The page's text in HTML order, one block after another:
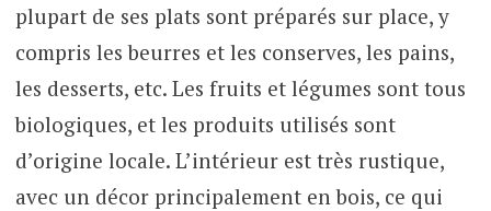
plupart de ses plats sont préparés sur place, y
compris les beurres et les conserves, les pains,
les desserts, etc. Les fruits et légumes sont tous
biologiques, et les produits utilisés sont
d’origine locale. L’intérieur est très rustique,
avec un décor principalement en bois, ce qui